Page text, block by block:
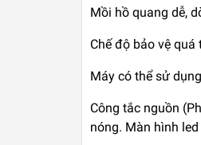
Mồi hồ quang dễ,
Chế độ bảo vệ quá
Máy có thể sử
Công tắc nguồn
nóng. Màn hình